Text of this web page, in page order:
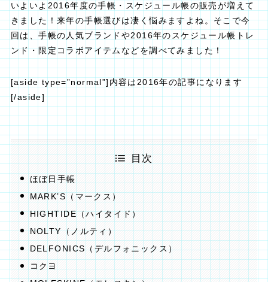
いよいよ2016年度の手帳・スケジュール帳の販売が増えて
きました！来年の手帳選びは凄く悩みますよね。そこで今
回は、手帳の人気ブランドや2016年のスケジュール帳トレ
ンド・限定コラボアイテムなどを調べてみました！
[aside type=”normal”]内容は2016年の記事になります
[/aside]
目次
ほぼ日手帳
MARK’S（マークス）
HIGHTIDE（ハイタイド）
NOLTY（ノルティ）
DELFONICS（デルフォニックス）
コクヨ